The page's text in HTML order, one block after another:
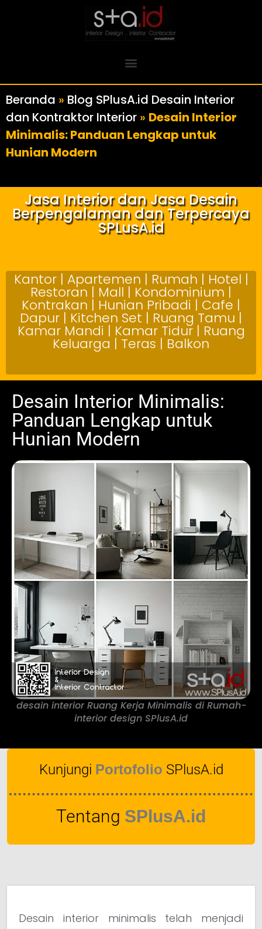
Beranda » Blog SPlusA.id Desain Interior
dan Kontraktor Interior » Desain Interior
Minimalis: Panduan Lengkap untuk
Hunian Modern
Jasa Interior dan Jasa Desain
Berpengalaman dan Terpercaya
SPLusA.id
Kantor | Apartemen | Rumah | Hotel |
Restoran | Mall | Kondominium |
Kontrakan | Hunian Pribadi | Cafe |
Dapur | Kitchen Set | Ruang Tamu |
Kamar Mandi | Kamar Tidur | Ruang
Keluarga | Teras | Balkon
Desain Interior Minimalis:
Panduan Lengkap untuk
Hunian Modern
desain interior Ruang Kerja Minimalis di Rumah-
interior design SPlusA.id
Kunjungi Portofolio SPlusA.id
Tentang SPlusA.id
Desain interior minimalis telah menjadi